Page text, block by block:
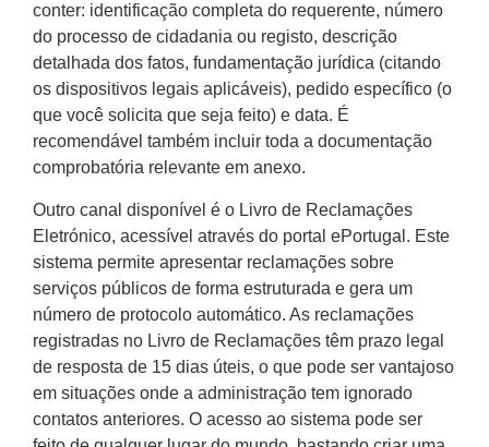
conter: identificação completa do requerente, número
do processo de cidadania ou registo, descrição
detalhada dos fatos, fundamentação jurídica (citando
os dispositivos legais aplicáveis), pedido específico (o
que você solicita que seja feito) e data. É
recomendável também incluir toda a documentação
comprobatória relevante em anexo.
Outro canal disponível é o Livro de Reclamações
Eletrónico, acessível através do portal ePortugal. Este
sistema permite apresentar reclamações sobre
serviços públicos de forma estruturada e gera um
número de protocolo automático. As reclamações
registradas no Livro de Reclamações têm prazo legal
de resposta de 15 dias úteis, o que pode ser vantajoso
em situações onde a administração tem ignorado
contatos anteriores. O acesso ao sistema pode ser